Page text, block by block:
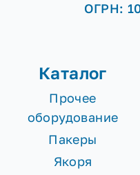
ОГРН:
Каталог
Прочее
оборудование
Пакеры
Якоря